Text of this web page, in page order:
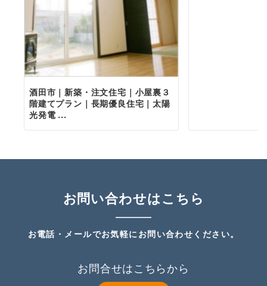
酒田市｜新築・注文住宅｜小屋裏３
階建てプラン｜長期優良住宅｜太陽
光発電 ...
お問い合わせはこちら
お電話・メールでお気軽にお問い合わせください。
お問合せはこちらから